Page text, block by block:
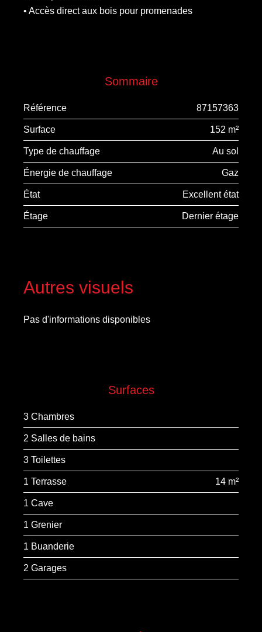
• Accès direct aux bois pour promenades
Sommaire
Référence 87157363
Surface 152 m²
Type de chauffage Au sol
Énergie de chauffage Gaz
État Excellent état
Étage Dernier étage
Autres visuels
Pas d'informations disponibles
Surfaces
3 Chambres
2 Salles de bains
3 Toilettes
1 Terrasse 14 m²
1 Cave
1 Grenier
1 Buanderie
2 Garages